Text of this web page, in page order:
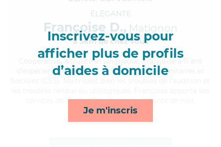
Inscrivez-vous pour
afficher plus de profils
d’aides à domicile
Je m'inscris
ÉLÉGANTE
Françoise D., Matignon
à 5km de chez Vous
, altruiste et soigneuse, Françoise a 11 ans
d'expérience et possède un BEP Carrières Sanitaires et
services de courses/livraison, surveillance de nuit,
transports et mobilité*